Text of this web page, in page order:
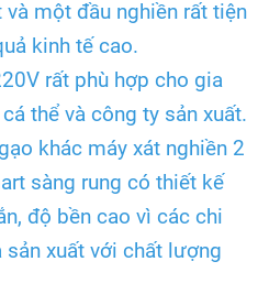
một đầu nghiền rất tiện
kinh tế cao.
rất phù hợp cho gia
thể và công ty sản xuất.
khác máy xát nghiền 2
sàng rung có thiết kế
độ bền cao vì các chi
xuất với chất lượng